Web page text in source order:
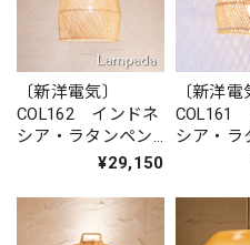
〔新洋電気〕
COL162 インドネ
シア・ラタンペン
ダントライト¥29,150
〔新洋電
COL161
シア・ラ
ダントラ